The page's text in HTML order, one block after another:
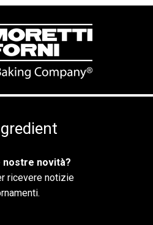
novità?
ricevere notizie